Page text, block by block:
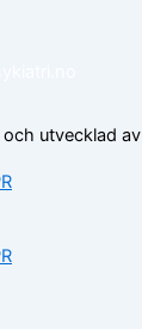
och utvecklad av